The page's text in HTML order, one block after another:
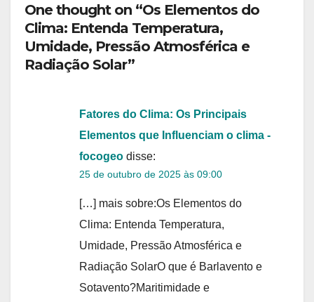
One thought on “Os Elementos do
Clima: Entenda Temperatura,
Umidade, Pressão Atmosférica e
Radiação Solar”
Fatores do Clima: Os Principais
Elementos que Influenciam o clima -
focogeo disse:
25 de outubro de 2025 às 09:00
[…] mais sobre:Os Elementos do
Clima: Entenda Temperatura,
Umidade, Pressão Atmosférica e
Radiação SolarO que é Barlavento e
Sotavento?Maritimidade e